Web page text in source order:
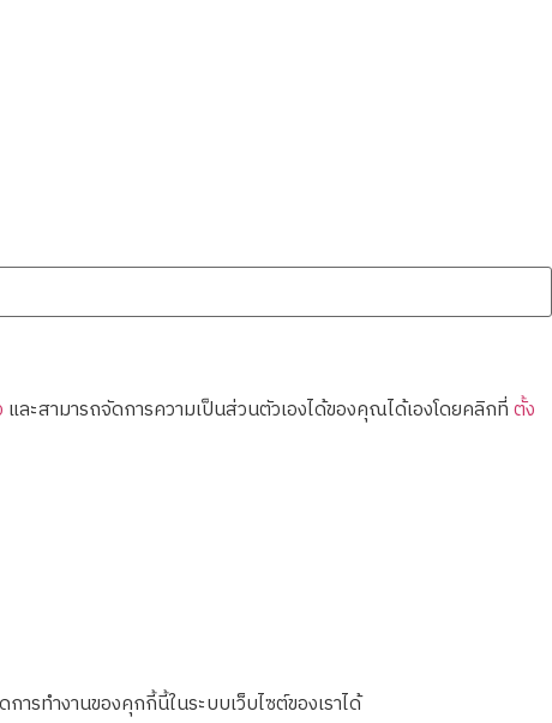
และสามารถจัดการความเป็นส่วนตัวเองได้ของคุณได้เองโดยคลิกที่ตั้ง
รทำงานของคุกกี้นี้ในระบบเว็บไซต์ของเราได้